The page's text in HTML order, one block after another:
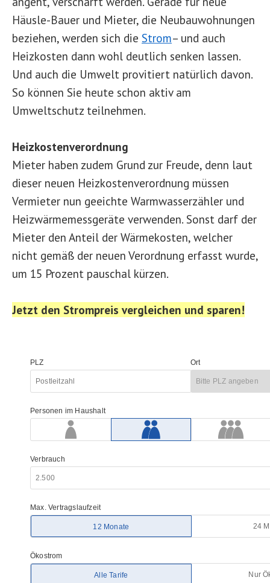
Häusle-Bauer und Mieter, die Neubauwohnungen
beziehen, werden sich die Strom– und auch
Heizkosten dann wohl deutlich senken lassen.
Und auch die Umwelt provitiert natürlich davon.
So können Sie heute schon aktiv am
Umweltschutz teilnehmen.
Heizkostenverordnung
Mieter haben zudem Grund zur Freude, denn laut
dieser neuen Heizkostenverordnung müssen
Vermieter nun geeichte Warmwasserzähler und
Heizwärmemessgeräte verwenden. Sonst darf der
Mieter den Anteil der Wärmekosten, welcher
nicht gemäß der neuen Verordnung erfasst wurde,
um 15 Prozent pauschal kürzen.
Jetzt den Strompreis vergleichen und sparen!